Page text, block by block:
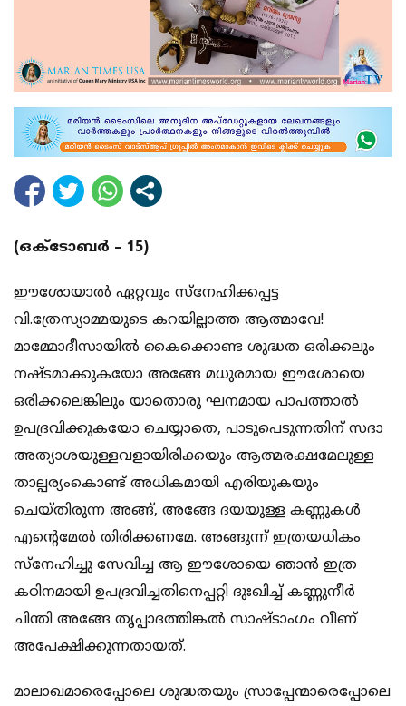
(ഒക്ടോബർ – 15)
ഈശോയാൽ ഏറ്റവും സ്നേഹിക്കപ്പട്ട
വി.ത്രേസ്യാമ്മയുടെ കറയില്ലാത്ത ആത്മാവേ!
മാമ്മോദീസായിൽ കൈക്കൊണ്ട ശുദ്ധത ഒരിക്കലും
നഷ്ടമാക്കുകയോ അങ്ങേ മധുരമായ ഈശോയെ
ഒരിക്കലെങ്കിലും യാതൊരു ഘനമായ പാപത്താൽ
ഉപദ്രവിക്കുകയോ ചെയ്യാതെ, പാടുപെടുന്നതിന് സദാ
അത്യാശയുള്ളവളായിരിക്കയും ആത്മരക്ഷമേലുള്ള
താല്പര്യംകൊണ്ട് അധികമായി എരിയുകയും
ചെയ്തിരുന്ന അങ്ങ്, അങ്ങേ ദയയുള്ള കണ്ണുകൾ
എൻ്റെമേൽ തിരിക്കണമേ. അങ്ങുന്ന് ഇത്രയധികം
സ്നേഹിച്ചു സേവിച്ച ആ ഈശോയെ ഞാൻ ഇത്ര
കഠിനമായി ഉപദ്രവിച്ചതിനെപ്പറ്റി ദുഃഖിച്ച് കണ്ണുനീർ
ചിന്തി അങ്ങേ തൃപ്പാദത്തിങ്കൽ സാഷ്ടാംഗം വീണ്
അപേക്ഷിക്കുന്നതായത്.
മാലാഖമാരെപ്പോലെ ശുദ്ധതയും സ്രാപ്പേന്മാരെപ്പോലെ